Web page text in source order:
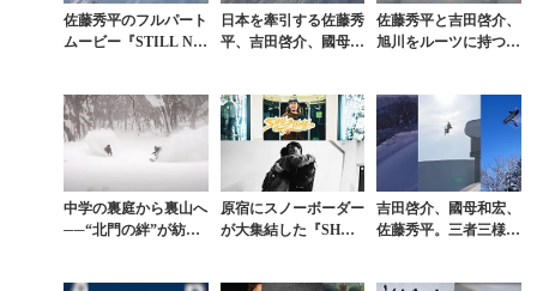
佐藤秀平のフルパート
ムービー『STILL NO
日本を牽引する佐藤秀
平、吉田啓介、國母和
秀作。『北門 -Ho...
佐藤秀平と吉田啓介、
旭川をルーツに持つふ
ミアが10月...
中学の裏庭から裏山へ
──“北門の絆”が紡ぐ
原宿にスノーボーダー
が大集結した『SHUT
吉田啓介、國母和宏、
佐藤秀平。三者三様の